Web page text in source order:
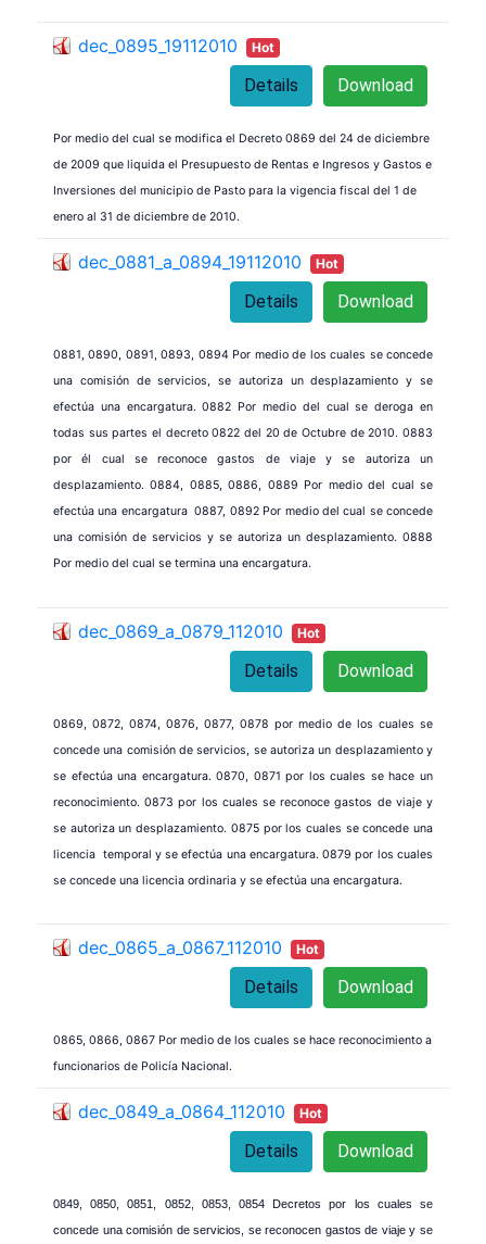
dec_0895_19112010 Hot
Download
Details
Por medio del cual se modifica el Decreto 0869 del 24 de diciembre
de 2009 que liquida el Presupuesto de Rentas e Ingresos y Gastos e
Inversiones del municipio de Pasto para la vigencia fiscal del 1 de
enero al 31 de diciembre de 2010.
dec_0881_a_0894_19112010 Hot
Download
Details
0881, 0890, 0891, 0893, 0894 Por medio de los cuales se concede
una comisión de servicios, se autoriza un desplazamiento y se
efectúa una encargatura. 0882 Por medio del cual se deroga en
todas sus partes el decreto 0822 del 20 de Octubre de 2010. 0883
por él cual se reconoce gastos de viaje y se autoriza un
desplazamiento. 0884, 0885, 0886, 0889 Por medio del cual se
efectúa una encargatura 0887, 0892 Por medio del cual se concede
una comisión de servicios y se autoriza un desplazamiento. 0888
Por medio del cual se termina una encargatura.
dec_0869_a_0879_112010 Hot
Download
Details
0869, 0872, 0874, 0876, 0877, 0878 por medio de los cuales se
concede una comisión de servicios, se autoriza un desplazamiento y
se efectúa una encargatura. 0870, 0871 por los cuales se hace un
reconocimiento. 0873 por los cuales se reconoce gastos de viaje y
se autoriza un desplazamiento. 0875 por los cuales se concede una
licencia temporal y se efectúa una encargatura. 0879 por los cuales
se concede una licencia ordinaria y se efectúa una encargatura.
dec_0865_a_0867_112010 Hot
Download
Details
0865, 0866, 0867 Por medio de los cuales se hace reconocimiento a
funcionarios de Policía Nacional.
dec_0849_a_0864_112010 Hot
Download
Details
0849, 0850, 0851, 0852, 0853, 0854 Decretos por los cuales se
concede una comisión de servicios, se reconocen gastos de viaje y se